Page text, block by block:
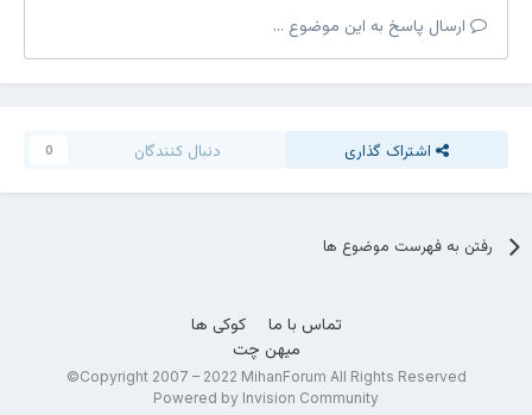
ارسال پاسخ به این موضوع ...
اشتراک گذاری دنبال کنندگان 0
رفتن به فهرست موضوع ها
تماس با ما
کوکی ها
میهن چت
Copyright 2007 – 2022 MihanForum All Rights Reserved©
Powered by Invision Community